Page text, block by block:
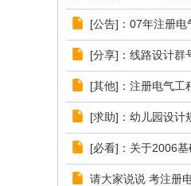
[公告]：07年注册
[分享]：线路设计群
[其他]：注册电气工
[求助]：幼儿园设计
[必看]：关于2006
请大家说说 考注册